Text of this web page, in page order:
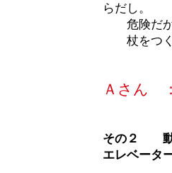
らだし。
危険だか
杖をつく
Ａさん
その２ 動
エレベータ